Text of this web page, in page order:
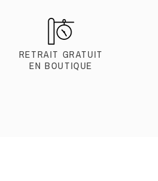
RETRAIT GRATUIT
EN BOUTIQUE